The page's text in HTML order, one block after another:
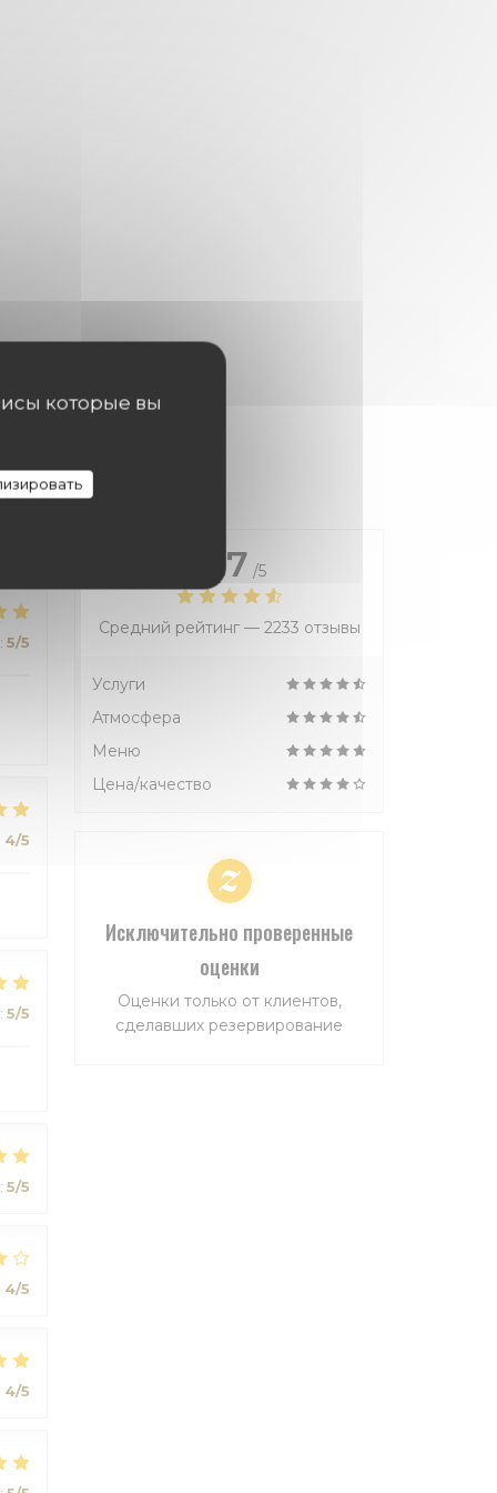
которые вы
: 5/5
4/5
: 5/5
: 5/5
4/5
4/5
4.7 /5
Средний рейтинг — 2233 отзывы
Услуги
Атмосфера
Меню
Цена/качество
Исключительно проверенные
оценки
Оценки только от клиентов,
сделавших резервирование